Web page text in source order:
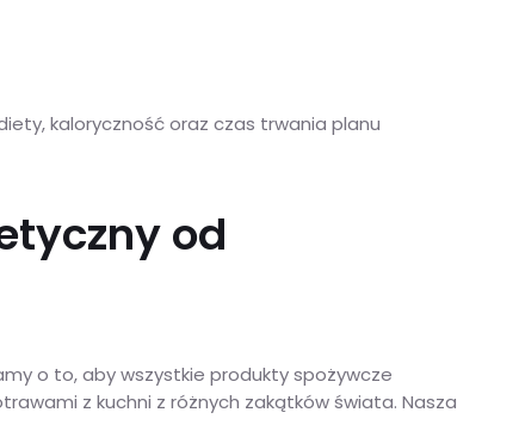
kaloryczność oraz czas trwania planu
od
o to, aby wszystkie produkty spożywcze
z kuchni z różnych zakątków świata. Nasza